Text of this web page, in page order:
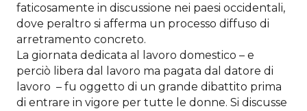
faticosamente in discussione nei paesi occidentali,
dove peraltro si afferma un processo diffuso di
arretramento concreto.
La giornata dedicata al lavoro domestico – e
perciò libera dal lavoro ma pagata dal datore di
lavoro – fu oggetto di un grande dibattito prima
di entrare in vigore per tutte le donne. Si discusse